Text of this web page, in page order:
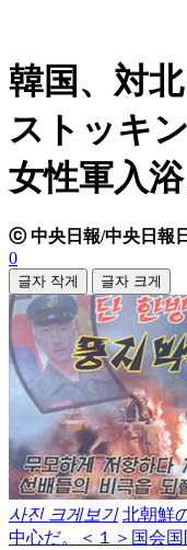
韓国、対
ストッキ
女性軍入浴
ⓒ 中央日報/中央日報
0
글자 작게 글자 크게
사진 크게보기 北朝鮮
中心だ。＜１＞国会